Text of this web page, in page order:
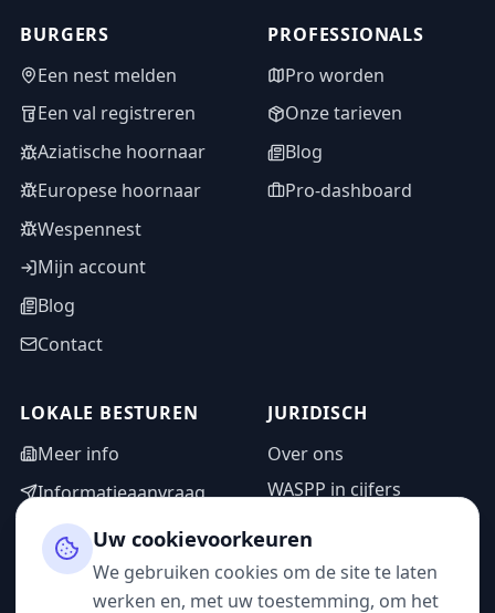
BURGERS
Een nest melden
Een val registreren
Aziatische hoornaar
Europese hoornaar
Wespennest
Mijn account
Blog
Contact
PROFESSIONALS
Pro worden
Onze tarieven
Blog
Pro-dashboard
LOKALE BESTUREN
Meer info
Informatieaanvraag
Adminzone
JURIDISCH
Over ons
WASPP in cijfers
Privacybeleid
Gebruiksvoorwaarden
Uw cookievoorkeuren
We gebruiken cookies om de site te laten
werken en, met uw toestemming, om het